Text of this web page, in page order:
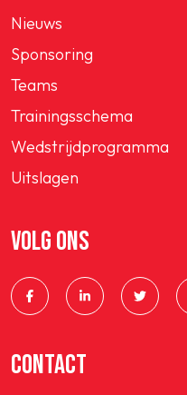
Nieuws
Sponsoring
Teams
Trainingsschema
Wedstrijdprogramma
Uitslagen
VOLG ONS
CONTACT